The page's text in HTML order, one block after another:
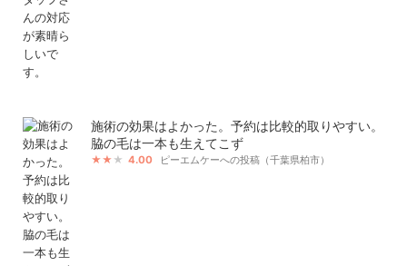
施術の効果はよかった。予約は比較的取りやすい。
脇の毛は一本も生えてこず
4.00 ピーエムケーへの投稿（千葉県柏市）